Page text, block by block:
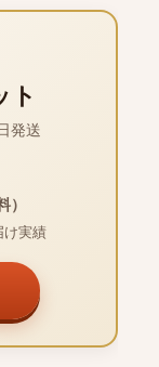
ト
発送
）
け実績